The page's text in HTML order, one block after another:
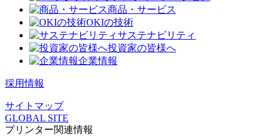
商品・サービス
OKIの技術
サステナビリティ
投資家の皆様へ
企業情報
採用情報
サイトマップ
GLOBAL SITE
プリンター関連情報